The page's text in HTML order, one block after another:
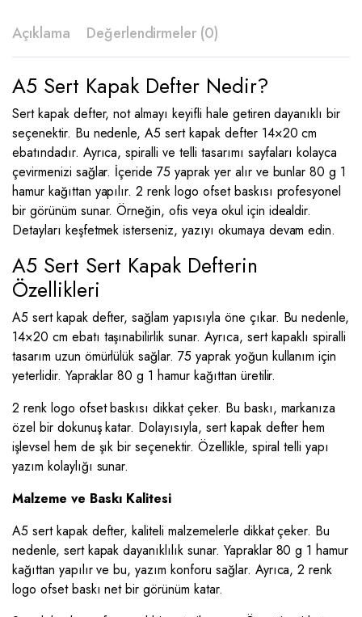
Açıklama Değerlendirmeler (0)
A5 Sert Kapak Defter Nedir?
Sert kapak defter, not almayı keyifli hale getiren dayanıklı bir
seçenektir. Bu nedenle, A5 sert kapak defter 14×20 cm
ebatındadır. Ayrıca, spiralli ve telli tasarımı sayfaları kolayca
çevirmenizi sağlar. İçeride 75 yaprak yer alır ve bunlar 80 g 1
hamur kağıttan yapılır. 2 renk logo ofset baskısı profesyonel
bir görünüm sunar. Örneğin, ofis veya okul için idealdir.
Detayları keşfetmek isterseniz, yazıyı okumaya devam edin.
A5 Sert Sert Kapak Defterin
Özellikleri
A5 sert kapak defter, sağlam yapısıyla öne çıkar. Bu nedenle,
14×20 cm ebatı taşınabilirlik sunar. Ayrıca, sert kapaklı spiralli
tasarım uzun ömürlülük sağlar. 75 yaprak yoğun kullanım için
yeterlidir. Yapraklar 80 g 1 hamur kağıttan üretilir.
2 renk logo ofset baskısı dikkat çeker. Bu baskı, markanıza
özel bir dokunuş katar. Dolayısıyla, sert kapak defter hem
işlevsel hem de şık bir seçenektir. Özellikle, spiral telli yapı
yazım kolaylığı sunar.
Malzeme ve Baskı Kalitesi
A5 sert kapak defter, kaliteli malzemelerle dikkat çeker. Bu
nedenle, sert kapak dayanıklılık sunar. Yapraklar 80 g 1 hamur
kağıttan yapılır ve bu, yazım konforu sağlar. Ayrıca, 2 renk
logo ofset baskı net bir görünüm katar.